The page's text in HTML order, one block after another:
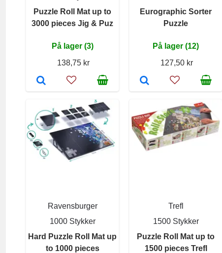
Puzzle Roll Mat up to
3000 pieces Jig & Puz
På lager (3)
138,75 kr
Eurographic Sorter
Puzzle
På lager (12)
127,50 kr
Ravensburger
1000 Stykker
Hard Puzzle Roll Mat up
to 1000 pieces
Trefl
1500 Stykker
Puzzle Roll Mat up to
1500 pieces Trefl